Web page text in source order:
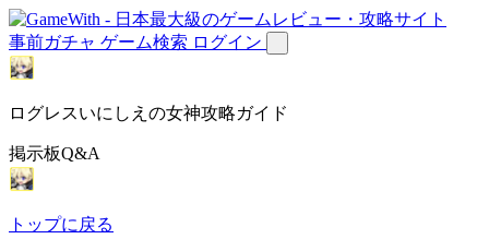
事前ガチャ ゲーム検索 ログイン
ログレスいにしえの女神攻略ガイド
掲示板Q&A
トップに戻る